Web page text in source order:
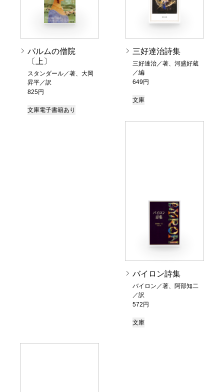
パルムの僧院
〔上〕
スタンダール／著、大岡
昇平／訳
825円
文庫電子書籍あり
三好達治詩集
三好達治／著、河盛好蔵
／編
649円
文庫
バイロン詩集
バイロン／著、阿部知二
／訳
572円
文庫